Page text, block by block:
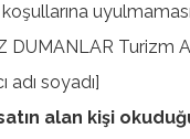
DUMANLAR Turizm
adı soyadı]
alan kişi